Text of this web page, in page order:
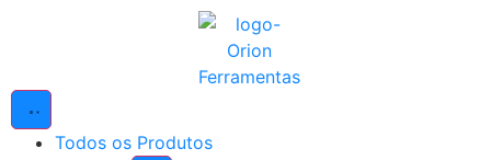
Todos os Produtos